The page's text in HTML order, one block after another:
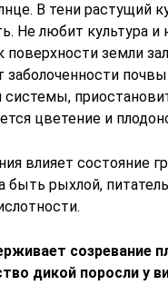
В тени растущий
Не любит культура и
поверхности земли
заболоченности
системы,
цветение и
влияет состояние
быть рыхлой,
созревание
дикой поросли у